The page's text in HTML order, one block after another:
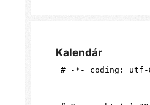
Kalendár